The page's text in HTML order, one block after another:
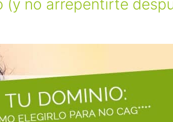
(y no arrepentirte